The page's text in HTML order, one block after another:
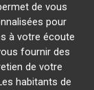
de vous
pour
à votre écoute
fournir des
de votre
habitants de